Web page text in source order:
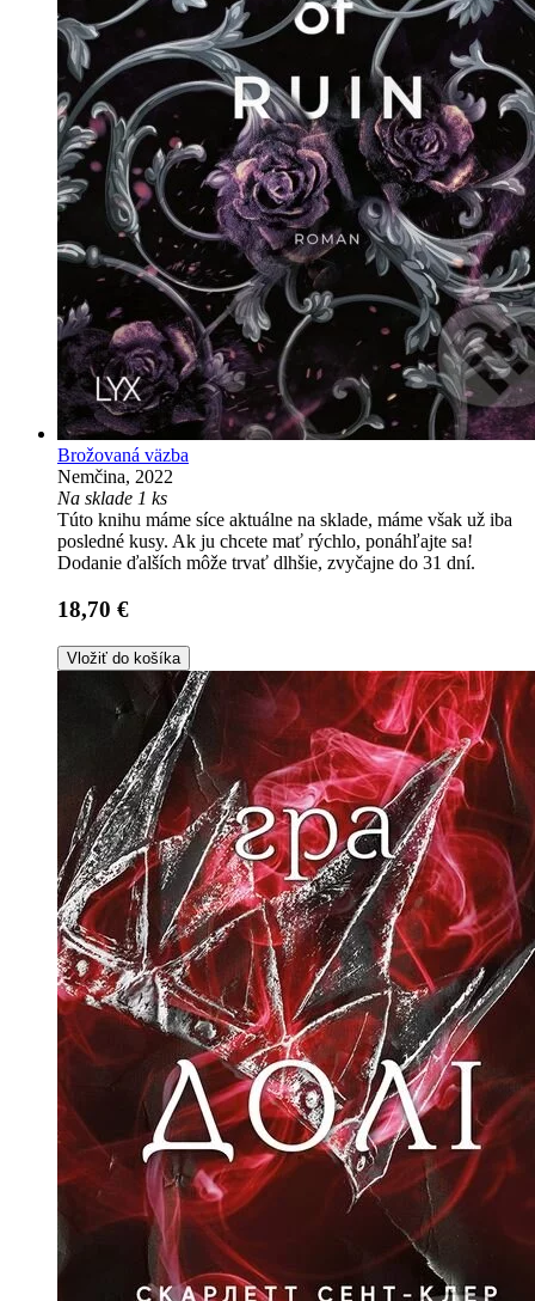
Brožovaná väzba
Nemčina, 2022
Na sklade 1 ks
Túto knihu máme síce aktuálne na sklade, máme však už iba
posledné kusy. Ak ju chcete mať rýchlo, ponáhľajte sa!
Dodanie ďalších môže trvať dlhšie, zvyčajne do 31 dní.
18,70 €
Vložiť do košíka